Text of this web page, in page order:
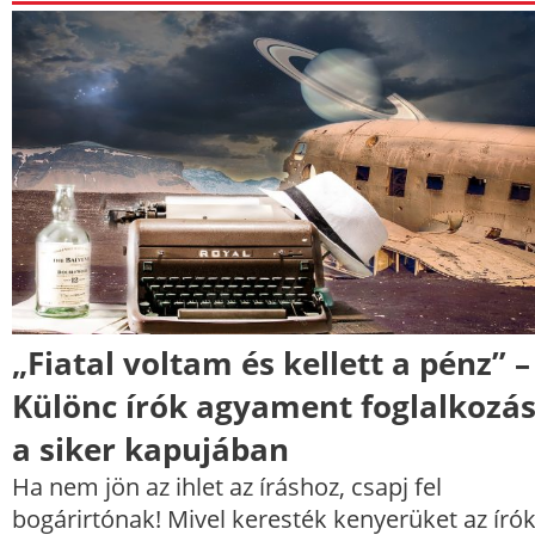
„Fiatal voltam és kellett a pénz” –
Különc írók agyament
a siker kapujában
Ha nem jön az ihlet az íráshoz, csapj fel
bogárirtónak! Mivel keresték kenyerüket az